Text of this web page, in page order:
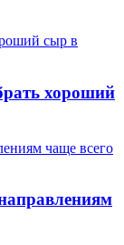
хороший